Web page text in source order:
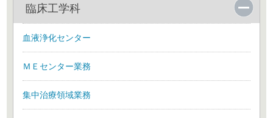
臨床工学科
血液浄化センター
ＭＥセンター業務
集中治療領域業務